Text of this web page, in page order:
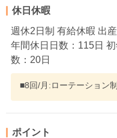
休日休暇
週休2日制 有給休暇 出
年間休日日数：115日
数：20日
■8回/月:ローテーション制
ポイント